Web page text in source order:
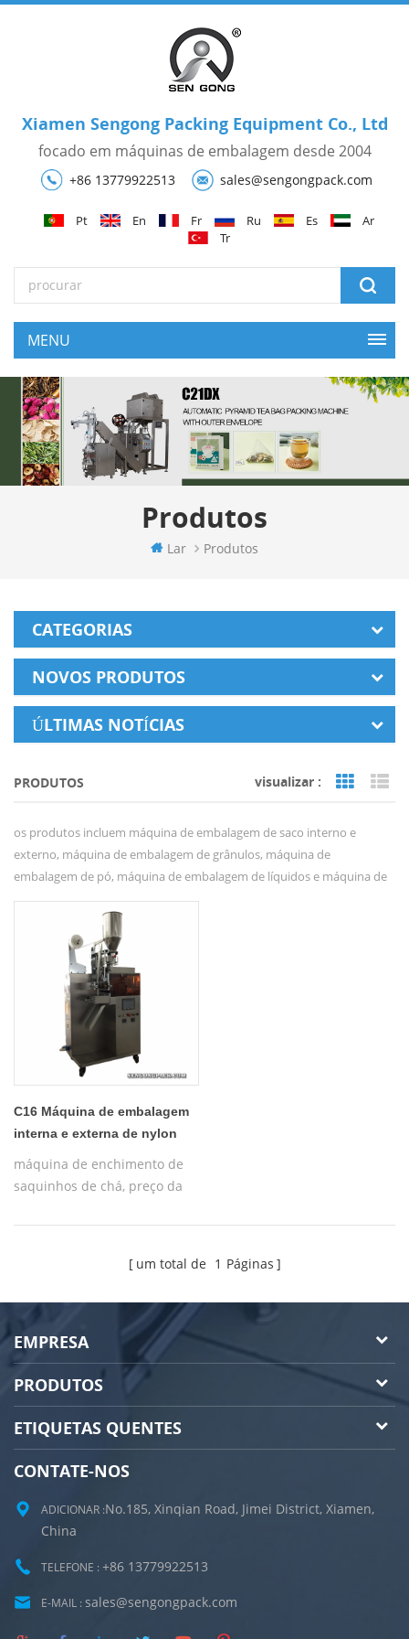
Xiamen Sengong Packing Equipment Co., Ltd
focado em máquinas de embalagem desde 2004
+86 13779922513 sales@sengongpack.com
Pt En Fr Ru Es
Ar
Tr
Produtos
Lar Produtos
CATEGORIAS
NOVOS PRODUTOS
ÚLTIMAS NOTÍCIAS
PRODUTOS visualizar : Grid
os produtos incluem máquina de embalagem de saco interno e
externo, máquina de embalagem de grânulos, máquina de
embalagem de pó, máquina de embalagem de líquidos e máquina de
embalagem para produtos especiais, etc.
C16 Máquina de embalagem
interna e externa de nylon
máquina de enchimento de
saquinhos de chá, preço da
chá
um total de 1 Páginas
EMPRESA
PRODUTOS
ETIQUETAS QUENTES
CONTATE-NOS
ADICIONAR :No.185, Xinqian Road, Jimei District, Xiamen,
China
TELEFONE : +86 13779922513
E-MAIL : sales@sengongpack.com